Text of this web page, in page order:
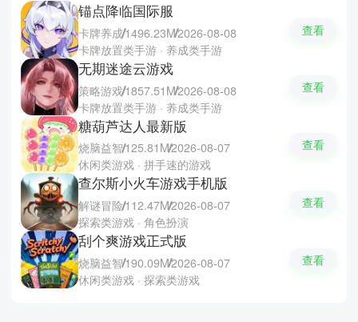
锚点降临国际服
卡牌养成1496.23M2026-08-08
卡牌放置类手游 · 养成类手游
查看
无期迷途云游戏
策略游戏1857.51M2026-08-08
卡牌放置类手游 · 养成类手游
查看
糖葫芦达人最新版
烧脑益智125.81M2026-08-07
休闲类游戏 · 拼手速的游戏
查看
查尔斯小火车游戏手机版
解谜冒险112.47M2026-08-07
探索类游戏 · 角色扮演
查看
刮个爽游戏正式版
烧脑益智190.09M2026-08-07
休闲类游戏 · 探索类游戏
查看